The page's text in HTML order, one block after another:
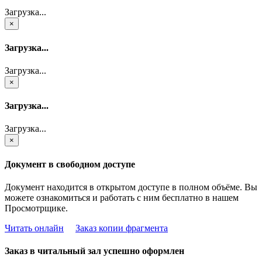
Загрузка...
×
Загрузка...
Загрузка...
×
Загрузка...
Загрузка...
×
Документ в свободном доступе
Документ находится в открытом доступе в полном объёме. Вы
можете ознакомиться и работать с ним бесплатно в нашем
Просмотрщике.
Читать онлайн
Заказ копии фрагмента
Заказ в читальный зал успешно оформлен